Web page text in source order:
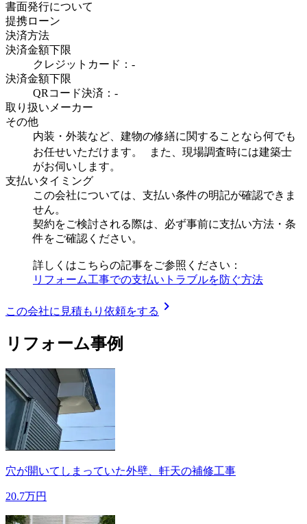
書面発行について
提携ローン
決済方法
決済金額下限
クレジットカード：-
決済金額下限
QRコード決済：-
取り扱いメーカー
その他
内装・外装など、建物の修繕に関することなら何でも
お任せいただけます。 また、現場調査時には建築士
がお伺いします。
支払いタイミング
この会社については、支払い条件の明記が確認できま
せん。
契約をご検討される際は、必ず事前に支払い方法・条
件をご確認ください。
詳しくはこちらの記事をご参照ください：
リフォーム工事での支払いトラブルを防ぐ方法
この会社に見積もり依頼をする chevron_right
リフォーム事例
穴が開いてしまっていた外壁、軒天の補修工事
20.7万円